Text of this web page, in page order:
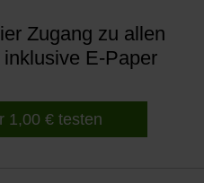
Zugang zu allen
E-Paper
1,00 € testen